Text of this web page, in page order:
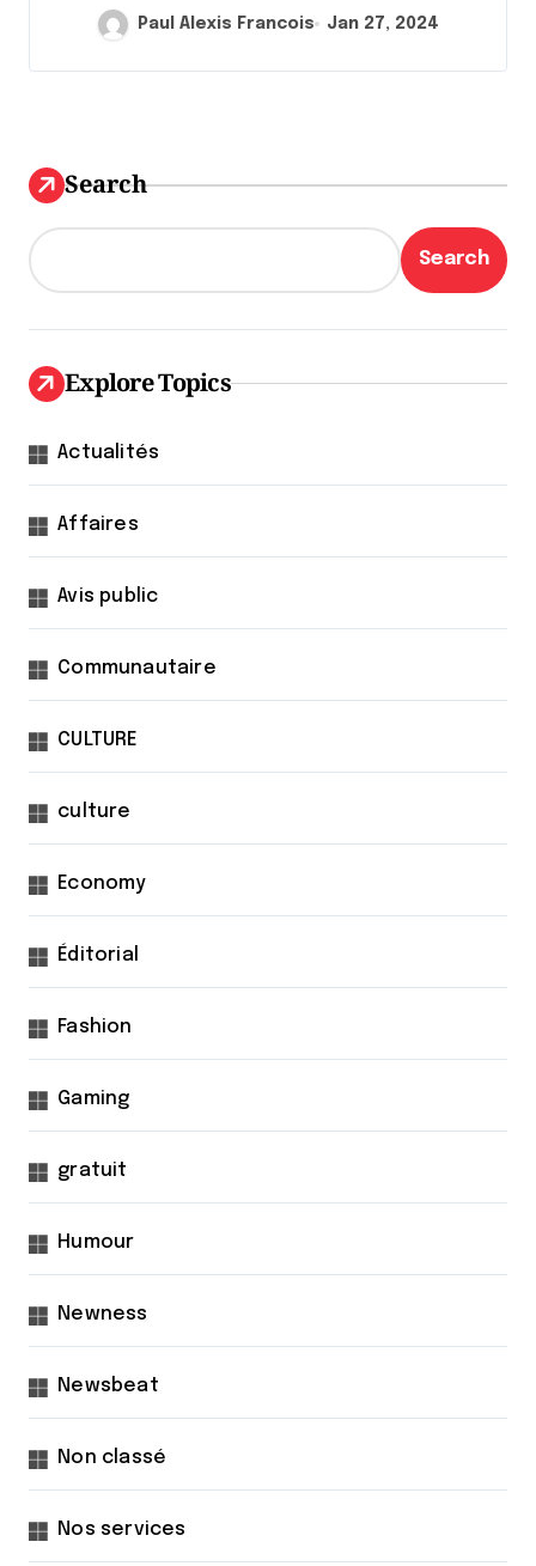
Paul Alexis Francois Jan 27, 2024
Search
Search
Explore Topics
Actualités
Affaires
Avis public
Communautaire
CULTURE
culture
Economy
Éditorial
Fashion
Gaming
gratuit
Humour
Newness
Newsbeat
Non classé
Nos services